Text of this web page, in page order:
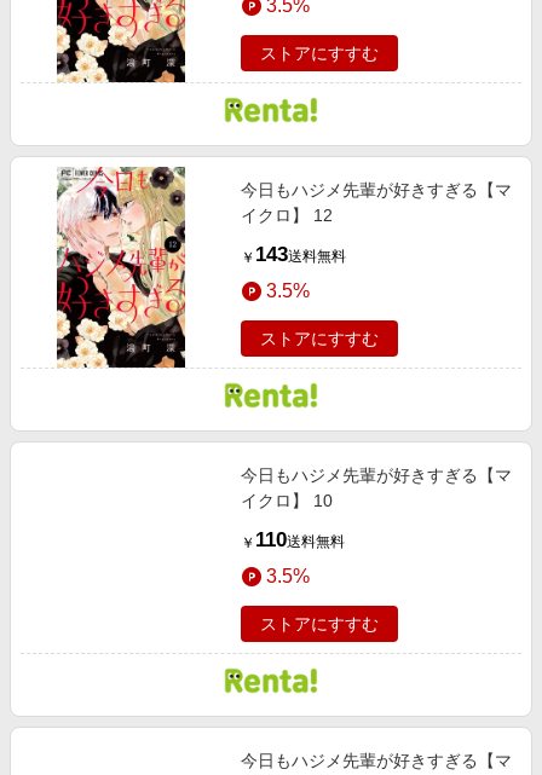
3.5%
ストアにすすむ
今日もハジメ先輩が好きすぎる【マ
イクロ】 12
￥ 143送料無料
3.5%
ストアにすすむ
今日もハジメ先輩が好きすぎる【マ
イクロ】 10
￥ 110送料無料
3.5%
ストアにすすむ
今日もハジメ先輩が好きすぎる【マ